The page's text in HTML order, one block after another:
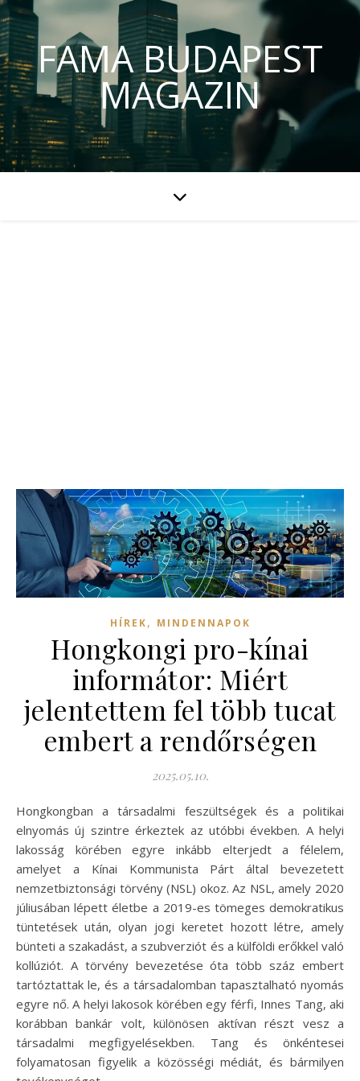
FAMA BUDAPEST
MAGAZIN
HÍREK, MINDENNAPOK
Hongkongi pro-kínai
informátor: Miért
jelentettem fel több tucat
embert a rendőrségen
2025.05.10.
Hongkongban a társadalmi feszültségek és a politikai
elnyomás új szintre érkeztek az utóbbi években. A helyi
lakosság körében egyre inkább elterjedt a félelem,
amelyet a Kínai Kommunista Párt által bevezetett
nemzetbiztonsági törvény (NSL) okoz. Az NSL, amely 2020
júliusában lépett életbe a 2019-es tömeges demokratikus
tüntetések után, olyan jogi keretet hozott létre, amely
bünteti a szakadást, a szubverziót és a külföldi erőkkel való
kollúziót. A törvény bevezetése óta több száz embert
tartóztattak le, és a társadalomban tapasztalható nyomás
egyre nő. A helyi lakosok körében egy férfi, Innes Tang, aki
korábban bankár volt, különösen aktívan részt vesz a
társadalmi megfigyelésekben. Tang és önkéntesei
folyamatosan figyelik a közösségi médiát, és bármilyen